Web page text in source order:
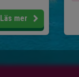
Läs mer